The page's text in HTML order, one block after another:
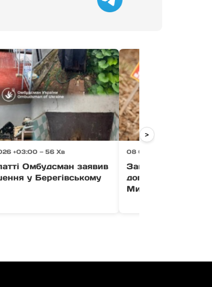
+03:00 — 56 Хв
Омбудсман заявив
у Берегівському
08 Серпня 2026 +03:00
Закарпатські
допомагають
Миколаївщину
>